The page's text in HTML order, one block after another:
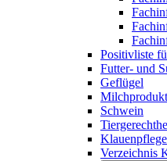
Positivliste
Futter- und
Geflügel
Schwein
Klauenpflege
Verzeichnis